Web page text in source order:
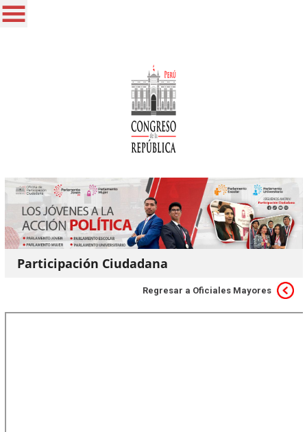
Participación Ciudadana
Regresar a Oficiales Mayores